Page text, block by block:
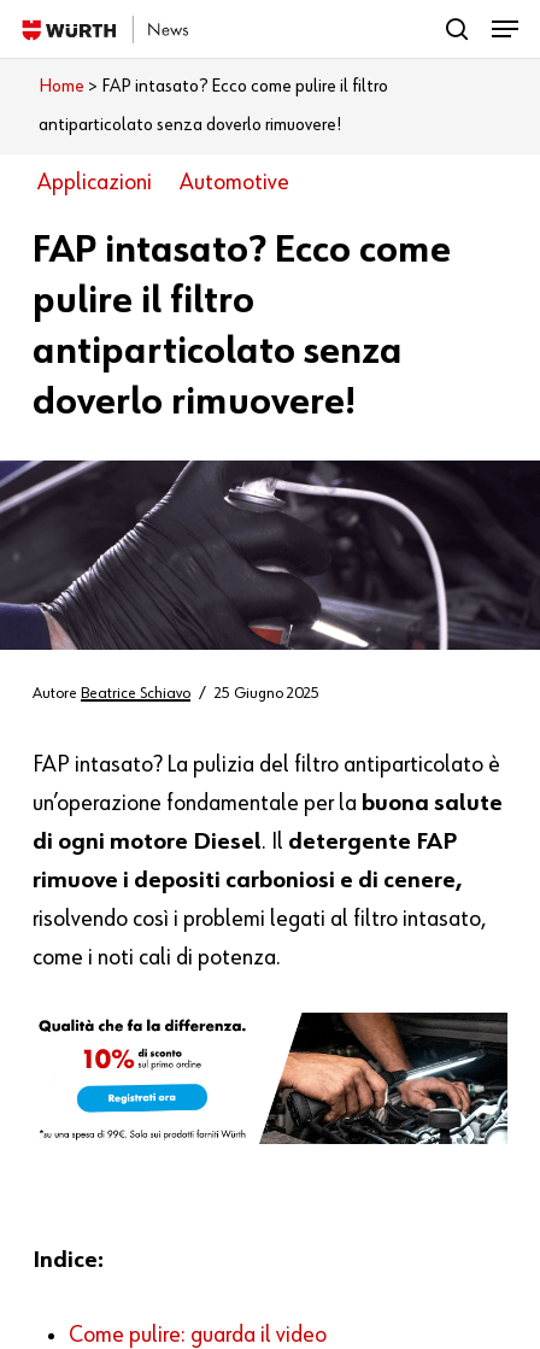
Skip
to
main
content
Cosa vuoi leggere?
search
Menu
Home > FAP intasato? Ecco come pulire il filtro
antiparticolato senza doverlo rimuovere!
Applicazioni Automotive
FAP intasato? Ecco come
pulire il filtro
antiparticolato senza
doverlo rimuovere!
Autore Beatrice Schiavo 25 Giugno 2025
FAP intasato? La pulizia del filtro antiparticolato è
un’operazione fondamentale per la buona salute
di ogni motore Diesel. Il detergente FAP
rimuove i depositi carboniosi e di cenere,
risolvendo così i problemi legati al filtro intasato,
come i noti cali di potenza.
Indice:
Come pulire: guarda il video